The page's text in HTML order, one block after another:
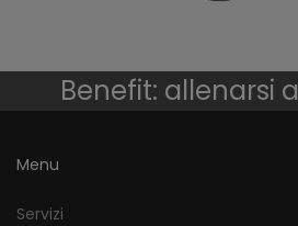
Benefit: allenarsi
Menu
Servizi